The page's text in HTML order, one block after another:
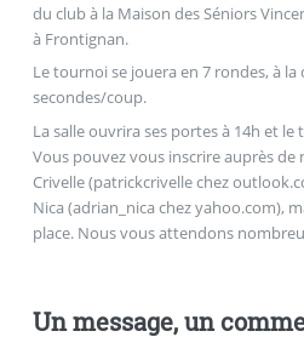
du club à la Maison des Séniors
à Frontignan.
Le tournoi se jouera en 7 rondes, à la
secondes/coup.
La salle ouvrira ses portes à 14h et
Vous pouvez vous inscrire auprès
Crivelle (patrickcrivellechez
Nica (adrian_nica chezyahoo.com),
place. Nous vous attendons
Un message, un